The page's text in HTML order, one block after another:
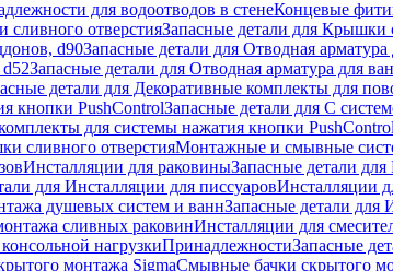
для водоотводов в стенеКонцевые
отверстияЗапасные детали для Крышки
d90Запасные детали для Отводная
Запасные детали для Отводная арматура для
детали для Декоративные комплекты для
кнопки PushControlЗапасные детали для С
для системы нажатия кнопки PushControl
сливного отверстияМонтажные и смывные
Инсталляции для раковиныЗапасные детали
для Инсталляции для писсуаровИнсталляции
душевых систем и ваннЗапасные детали для
сливных раковинИнсталляции для
нагрузкиПринадлежностиЗапасные
монтажа SigmaСмывные бачки скрытого